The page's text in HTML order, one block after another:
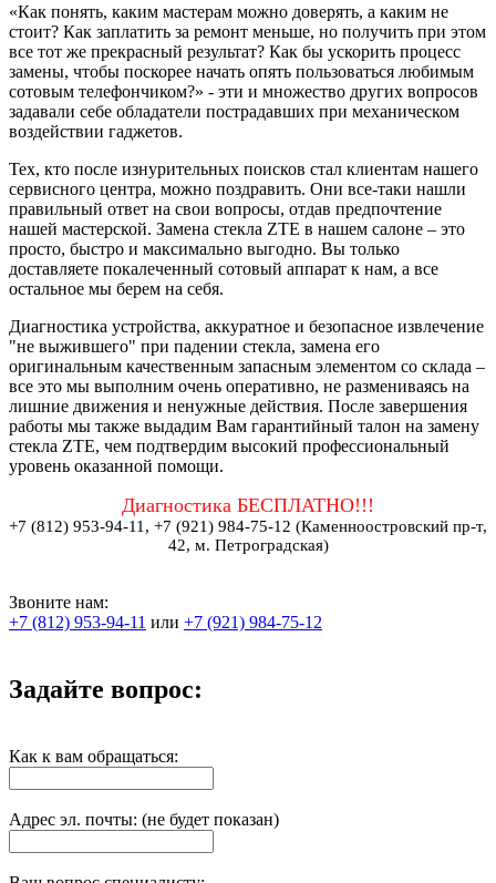
«Как понять, каким мастерам можно доверять, а каким не
стоит? Как заплатить за ремонт меньше, но получить при этом
все тот же прекрасный результат? Как бы ускорить процесс
замены, чтобы поскорее начать опять пользоваться любимым
сотовым телефончиком?» - эти и множество других вопросов
задавали себе обладатели пострадавших при механическом
воздействии гаджетов.
Тех, кто после изнурительных поисков стал клиентам нашего
сервисного центра, можно поздравить. Они все-таки нашли
правильный ответ на свои вопросы, отдав предпочтение
нашей мастерской. Замена стекла ZTE в нашем салоне – это
просто, быстро и максимально выгодно. Вы только
доставляете покалеченный сотовый аппарат к нам, а все
остальное мы берем на себя.
Диагностика устройства, аккуратное и безопасное извлечение
"не выжившего" при падении стекла, замена его
оригинальным качественным запасным элементом со склада –
все это мы выполним очень оперативно, не размениваясь на
лишние движения и ненужные действия. После завершения
работы мы также выдадим Вам гарантийный талон на замену
стекла ZTE, чем подтвердим высокий профессиональный
уровень оказанной помощи.
Диагностика БЕСПЛАТНО!!!
+7 (812) 953-94-11, +7 (921) 984-75-12 (Каменноостровский пр-т,
42, м. Петроградская)
Звоните нам:
+7 (812) 953-94-11 или +7 (921) 984-75-12
Задайте вопрос:
Как к вам обращаться:
Адрес эл. почты: (не будет показан)